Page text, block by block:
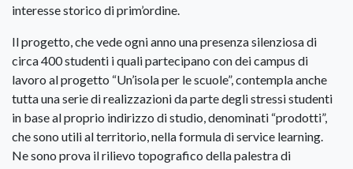
interesse storico di prim’ordine.
Il progetto, che vede ogni anno una presenza silenziosa di
circa 400 studenti i quali partecipano con dei campus di
lavoro al progetto “Un’isola per le scuole”, contempla anche
tutta una serie di realizzazioni da parte degli stressi studenti
in base al proprio indirizzo di studio, denominati “prodotti”,
che sono utili al territorio, nella formula di service learning.
Ne sono prova il rilievo topografico della palestra di